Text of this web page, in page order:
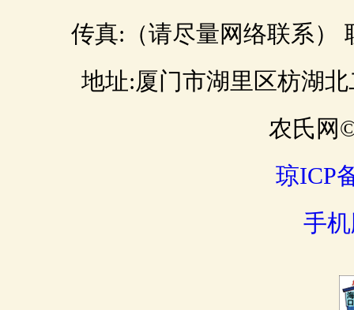
传真:（请尽量网络联系）
地址:厦门市湖里区枋湖
农氏网
琼ICP
手